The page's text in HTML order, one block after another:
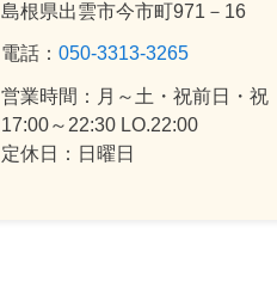
島根県出雲市今市町971－16
電話：050-3313-3265
営業時間：月～土・祝前日・祝
17:00～22:30 LO.22:00
定休日：日曜日